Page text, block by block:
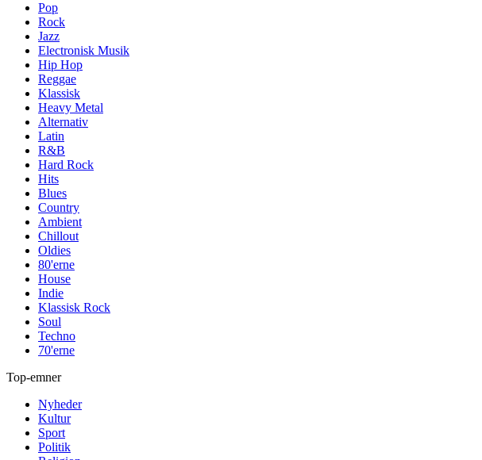
Pop
Rock
Jazz
Electronisk Musik
Hip Hop
Reggae
Klassisk
Heavy Metal
Alternativ
Latin
R&B
Hard Rock
Hits
Blues
Country
Ambient
Chillout
Oldies
80'erne
House
Indie
Klassisk Rock
Soul
Techno
70'erne
Top-emner
Nyheder
Kultur
Sport
Politik